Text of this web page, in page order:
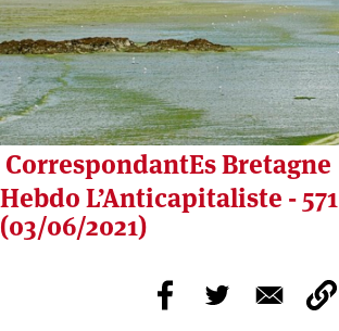
CorrespondantEs Bretagne
Hebdo L’Anticapitaliste - 571
(03/06/2021)